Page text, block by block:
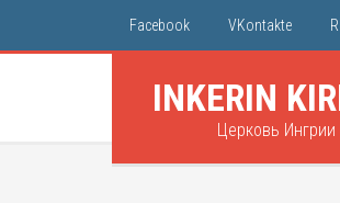
Facebook VKontakte
INKERIN
Церковь Ингрии